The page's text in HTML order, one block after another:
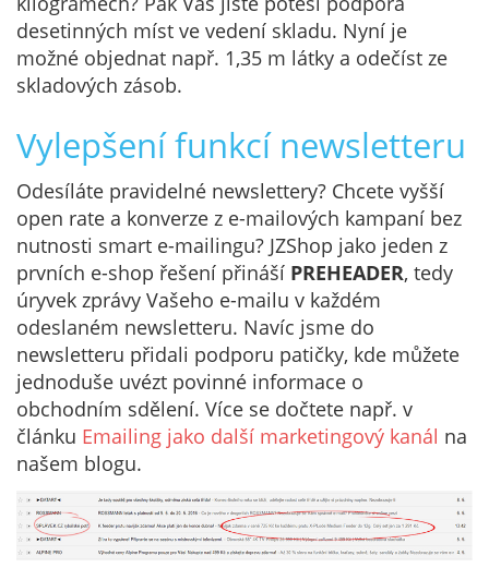
desetinných míst ve vedení skladu. Nyní je
možné objednat např. 1,35 m látky a odečíst ze
skladových zásob.
Vylepšení funkcí newsletteru
Odesíláte pravidelné newslettery? Chcete vyšší
open rate a konverze z e-mailových kampaní bez
nutnosti smart e-mailingu? JZShop jako jeden z
prvních e-shop řešení přináší PREHEADER, tedy
úryvek zprávy Vašeho e-mailu v každém
odeslaném newsletteru. Navíc jsme do
newsletteru přidali podporu patičky, kde můžete
jednoduše uvézt povinné informace o
obchodním sdělení. Více se dočtete např. v
článku Emailing jako další marketingový kanál na
našem blogu.